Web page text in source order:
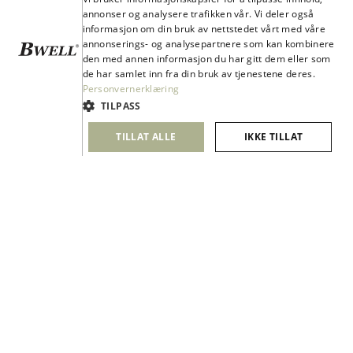
Dette sier forskningen
KONTAKT
Kontakt oss
Contact
Bli kunde
annonser og analysere trafikken vår. Vi deler også
informasjon om din bruk av nettstedet vårt med våre
annonserings- og analysepartnere som kan kombinere
den med annen informasjon du har gitt dem eller som
de har samlet inn fra din bruk av tjenestene deres.
Personvernerklæring
TILPASS
TILLAT ALLE IKKE TILLAT